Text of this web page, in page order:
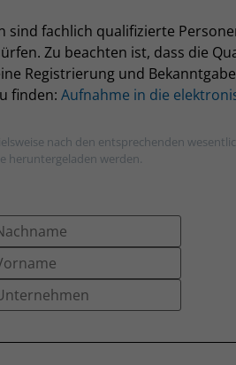
fachlich qualifizierte
Zu beachten ist, dass die
Registrierung und
finden: Aufnahme in die
nach den entsprechenden
heruntergeladen werden.